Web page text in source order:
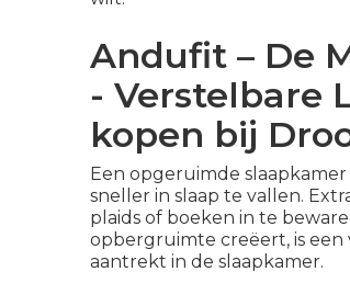
Andufit – De
- Verstelbare
kopen bij
Een opgeruimde
sneller in slaap te vallen.
plaids of boeken in te
opbergruimte creëert, is een
aantrekt in de slaapkamer.